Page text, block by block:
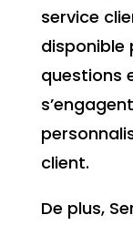
service
disponible
questions
client.
De plus,